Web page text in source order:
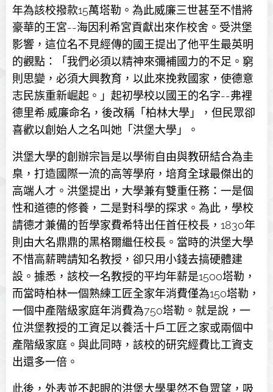
年為該校撥款15萬塔勒。為此威廉三世甚至不惜將
豪華的王宮--海因利希宮貢獻出來作校舍。受洪堡
影響，這位名不見經傳的國王提出了他平生最英明
的觀點：「我們必須以精神來彌補國力的不足。窮
則思變，必須大興教育，以此來挽救國家，使德意
志民族重新崛起。」起初學校以國王的名字--弗裡
德里希·威廉命名，後改稱「柏林大學」，但民眾卻
喜歡以創始人之名叫她「洪堡大學」。
洪堡大學的創辦宗旨是以學術自由與教研結合為圭
臬，打造國際一流的高等學府，培育全球最傑出的
高端人才。洪堡提出，大學兼有雙重任務：一是個
性和道德的修養，二是對科學的探求。為此，學校
請德才兼備的哲學家費希特出任首任校長，1830年
則由大名鼎鼎的黑格爾繼任校長。當時的洪堡大學
不惜高薪聘請知名教授，卻只用小錢去搞硬體建
設。據悉，該校一名教授的平均年薪是1500塔勒，
而當時柏林一個熟練工匠全家年消費僅為150塔勒，
一個中產階級家庭年消費為750塔勒。就是說，一
位洪堡教授的工資足以養活十戶工匠之家或兩個中
產階級家庭。與此同時，該校的研究經費比工資支
出還多一倍。
此後，外表並不起眼的洪堡大學果然不負眾望，吸